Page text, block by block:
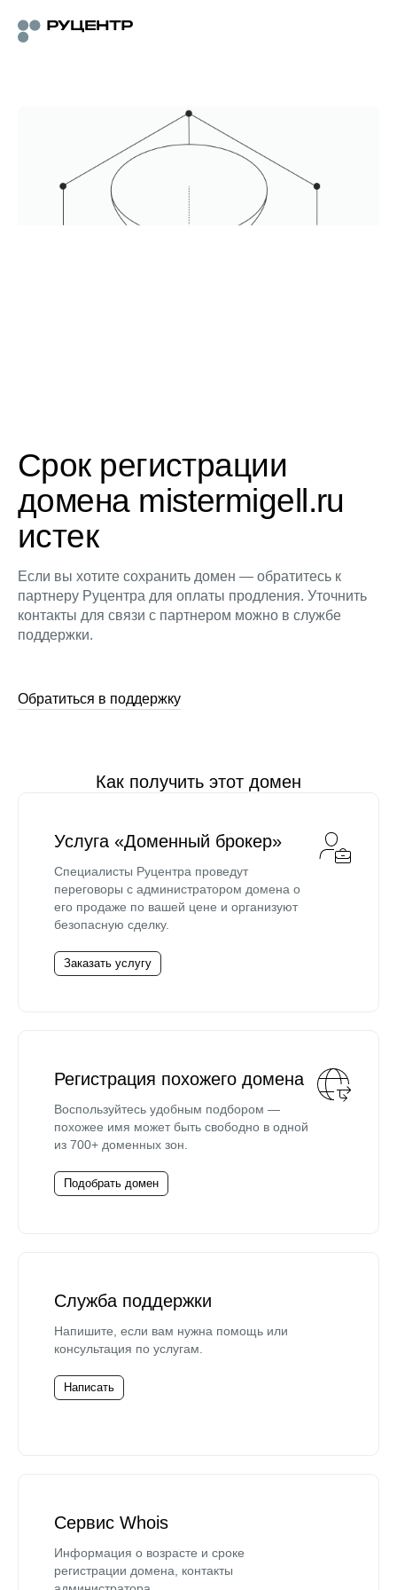
Срок регистрации
домена mistermigell.ru
истек
Если вы хотите сохранить домен — обратитесь к
партнеру Руцентра для оплаты продления. Уточнить
контакты для связи с партнером можно в службе
поддержки.
Обратиться в поддержку
Как получить этот домен
Услуга «Доменный брокер»
Специалисты Руцентра проведут
переговоры с администратором домена о
его продаже по вашей цене и организуют
безопасную сделку.
Заказать услугу
Регистрация похожего домена
Воспользуйтесь удобным подбором —
похожее имя может быть свободно в одной
из 700+ доменных зон.
Подобрать домен
Служба поддержки
Напишите, если вам нужна помощь или
консультация по услугам.
Написать
Сервис Whois
Информация о возрасте и сроке
регистрации домена, контакты